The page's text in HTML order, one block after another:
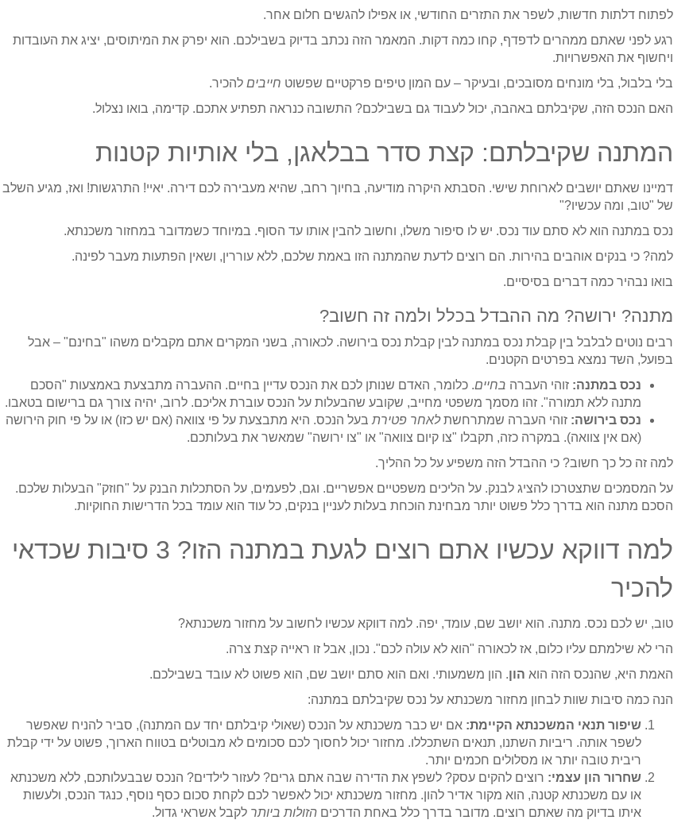
לפתוח דלתות חדשות, לשפר את התזרים החודשי, או אפילו להגשים חלום אחר.
רגע לפני שאתם ממהרים לדפדף, קחו כמה דקות. המאמר הזה נכתב בדיוק בשבילכם. הוא יפרק את המיתוסים, יציג את העובדות
ויחשוף את האפשרויות.
בלי בלבול, בלי מונחים מסובכים, ובעיקר – עם המון טיפים פרקטיים שפשוט חייבים להכיר.
האם הנכס הזה, שקיבלתם באהבה, יכול לעבוד גם בשבילכם? התשובה כנראה תפתיע אתכם. קדימה, בואו נצלול.
המתנה שקיבלתם: קצת סדר בבלאגן, בלי אותיות קטנות
דמיינו שאתם יושבים לארוחת שישי. הסבתא היקרה מודיעה, בחיוך רחב, שהיא מעבירה לכם דירה. יאיי! התרגשות! ואז, מגיע השלב
של "טוב, ומה עכשיו?"
נכס במתנה הוא לא סתם עוד נכס. יש לו סיפור משלו, וחשוב להבין אותו עד הסוף. במיוחד כשמדובר במחזור משכנתא.
למה? כי בנקים אוהבים בהירות. הם רוצים לדעת שהמתנה הזו באמת שלכם, ללא עוררין, ושאין הפתעות מעבר לפינה.
בואו נבהיר כמה דברים בסיסיים.
מתנה? ירושה? מה ההבדל בכלל ולמה זה חשוב?
רבים נוטים לבלבל בין קבלת נכס במתנה לבין קבלת נכס בירושה. לכאורה, בשני המקרים אתם מקבלים משהו "בחינם" – אבל
בפועל, השד נמצא בפרטים הקטנים.
נכס במתנה: זוהי העברה בחיים. כלומר, האדם שנותן לכם את הנכס עדיין בחיים. ההעברה מתבצעת באמצעות "הסכם
מתנה ללא תמורה". זהו מסמך משפטי מחייב, שקובע שהבעלות על הנכס עוברת אליכם. לרוב, יהיה צורך גם ברישום בטאבו.
נכס בירושה: זוהי העברה שמתרחשתלאחר פטירת בעל הנכס. היא מתבצעת על פי צוואה (אם יש כזו) או על פי חוק הירושה
(אם אין צוואה). במקרה כזה, תקבלו "צו קיום צוואה" או "צו ירושה" שמאשר את בעלותכם.
למה זה כל כך חשוב? כי ההבדל הזה משפיע על כל ההליך.
על המסמכים שתצטרכו להציג לבנק. על הליכים משפטיים אפשריים. וגם, לפעמים, על הסתכלות הבנק על "חוזק" הבעלות שלכם.
הסכם מתנה הוא בדרך כלל פשוט יותר מבחינת הוכחת בעלות לעניין בנקים, כל עוד הוא עומד בכל הדרישות החוקיות.
למה דווקא עכשיו אתם רוצים לגעת במתנה הזו? 3 סיבות שכדאי
להכיר
טוב, יש לכם נכס. מתנה. הוא יושב שם, עומד, יפה. למה דווקא עכשיו לחשוב על מחזור משכנתא?
הרי לא שילמתם עליו כלום, אז לכאורה "הוא לא עולה לכם". נכון, אבל זו ראייה קצת צרה.
האמת היא, שהנכס הזה הוא הון. הון משמעותי. ואם הוא סתם יושב שם, הוא פשוט לא עובד בשבילכם.
הנה כמה סיבות שוות לבחון מחזור משכנתא על נכס שקיבלתם במתנה:
שיפור תנאי המשכנתא הקיימת: אם יש כבר משכנתא על הנכס (שאולי קיבלתם יחד עם המתנה), סביר להניח שאפשר
לשפר אותה. ריביות השתנו, תנאים השתכללו. מחזור יכול לחסוך לכם סכומים לא מבוטלים בטווח הארוך, פשוט על ידי קבלת
ריבית טובה יותר או מסלולים חכמים יותר.
שחרור הון עצמי: רוצים להקים עסק? לשפץ את הדירה שבה אתם גרים? לעזור לילדים? הנכס שבבעלותכם, ללא משכנתא
או עם משכנתא קטנה, הוא מקור אדיר להון. מחזור משכנתא יכול לאפשר לכם לקחת סכום כסף נוסף, כנגד הנכס, ולעשות
איתו בדיוק מה שאתם רוצים. מדובר בדרך כלל באחת הדרכים הזולות ביותר לקבל אשראי גדול.